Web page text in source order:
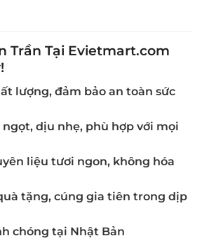
Trần Tại Evietmart.com
lượng, đảm bảo an toàn sức
dịu nhẹ, phù hợp với mọi
liệu tươi ngon, không hóa
tặng, cúng gia tiên trong dịp
chóng tại Nhật Bản